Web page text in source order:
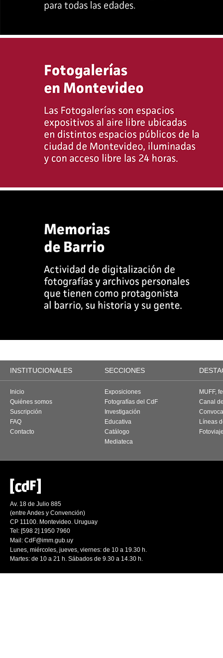
INSTITUCIONALES SECCIONES
Inicio
Quiénes somos
Suscripción
FAQ
Contacto
Exposiciones
Fotografías del CdF
Investigación
Educativa
Catálogo
Mediateca
MUFF,
Canal
Líneas
Av. 18 de Julio 885
(entre Andes y Convención)
CP 11100. Montevideo. Uruguay
Tel: [598 2] 1950 7960
Mail: CdF@imm.gub.uy
Lunes, miércoles, jueves, viernes: de 10 a 19.30 h.
Martes: de 10 a 21 h. Sábados de 9.30 a 14.30 h.